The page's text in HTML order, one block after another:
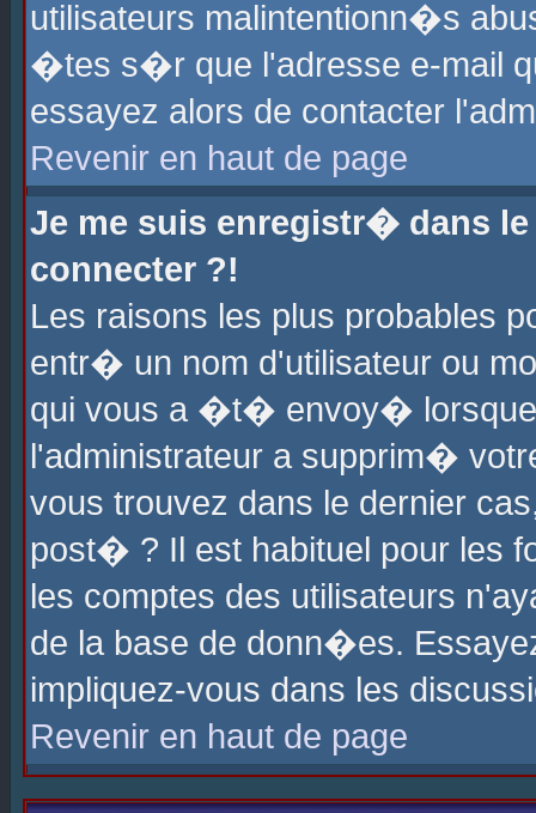
utilisateurs malintentionn�s
�tes s�r que l'adresse e-mail
essayez alors de contacter
Revenir en haut de page
Je me suis enregistr� dans
connecter ?!
Les raisons les plus probables
entr� un nom d'utilisateur ou
qui vous a �t� envoy�
l'administrateur a supprim�
vous trouvez dans le dernier
post� ? Il est habituel pour les
les comptes des utilisateurs
de la base de donn�es.
impliquez-vous dans les
Revenir en haut de page